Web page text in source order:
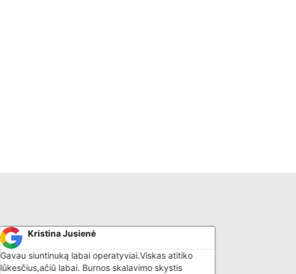
Kristina Jusienė
Gavau siuntinuką labai operatyviai.Viskas atitiko
lūkesčius,ačiū labai. Burnos skalavimo skystis